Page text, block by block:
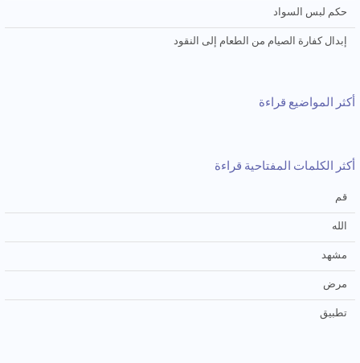
حکم لبس السواد
إبدال کفارة الصیام من الطعام إلی النقود
أكثر المواضيع قراءة
أكثر الكلمات المفتاحية قراءة
قم
الله
مشهد
مرض
تطبيق